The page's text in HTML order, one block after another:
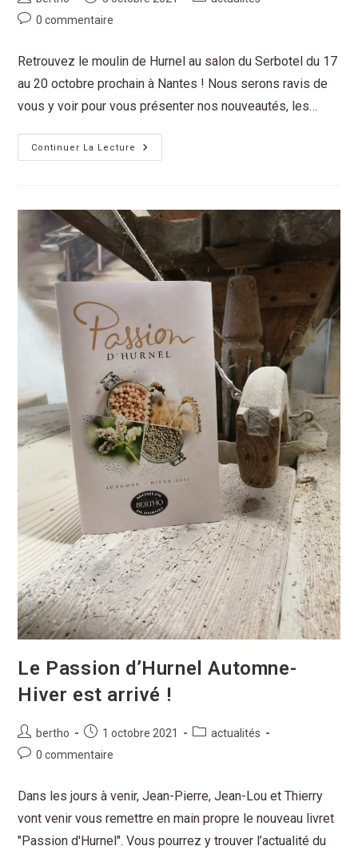
0 commentaire
Retrouvez le moulin de Hurnel au salon du Serbotel du 17
au 20 octobre prochain à Nantes ! Nous serons ravis de
vous y voir pour vous présenter nos nouveautés, les…
Continuer La Lecture
Le Passion d’Hurnel Automne-
Hiver est arrivé !
bertho 1 octobre 2021
actualités
0 commentaire
Dans les jours à venir, Jean-Pierre, Jean-Lou et Thierry
vont venir vous remettre en main propre le nouveau livret
"Passion d'Hurnel". Vous pourrez y trouver l’actualité du